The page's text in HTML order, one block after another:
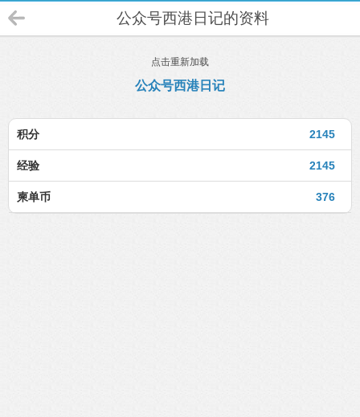
公众号西港日记的资料
点击重新加载
公众号西港日记
2145
积分
2145
经验
376
柬单币